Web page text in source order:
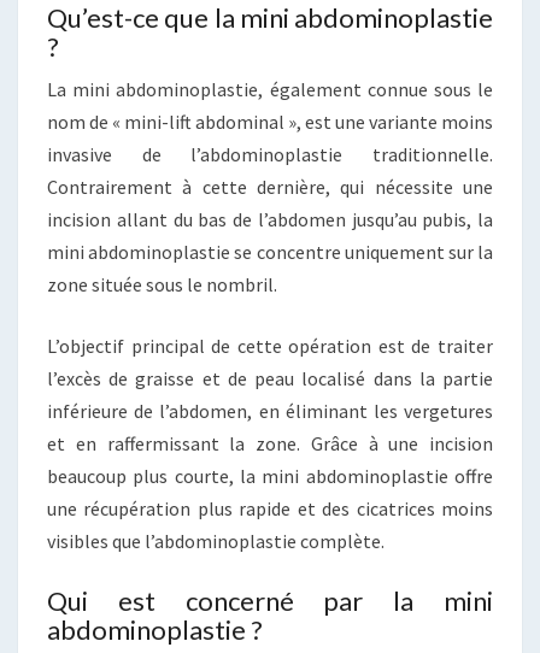
Qu’est-ce que la mini abdominoplastie
?
La mini abdominoplastie, également connue sous le
nom de « mini-lift abdominal », est une variante moins
invasive de l’abdominoplastie traditionnelle.
Contrairement à cette dernière, qui nécessite une
incision allant du bas de l’abdomen jusqu’au pubis, la
mini abdominoplastie se concentre uniquement sur la
zone située sous le nombril.
L’objectif principal de cette opération est de traiter
l’excès de graisse et de peau localisé dans la partie
inférieure de l’abdomen, en éliminant les vergetures
et en raffermissant la zone. Grâce à une incision
beaucoup plus courte, la mini abdominoplastie offre
une récupération plus rapide et des cicatrices moins
visibles que l’abdominoplastie complète.
Qui est concerné par la mini
abdominoplastie ?